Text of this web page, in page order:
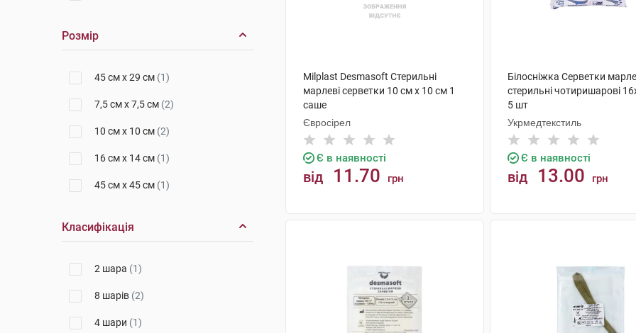
Розмір
45 см х 29 см (1)
7,5 см х 7,5 см (2)
10 см х 10 см (2)
16 см х 14 см (1)
45 см x 45 см (1)
Класифікація
2 шара (1)
8 шарів (2)
4 шари (1)
Milplast Desmasoft Стерильні
марлеві серветки 10 см x 10 см 1
саше
Євросірел
Є в наявності
від 11.70 грн
Білосніжка Серветки
стерильні чотиришарові
5 шт
Укрмедтекстиль
Є в наявності
від 13.00 грн